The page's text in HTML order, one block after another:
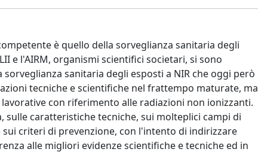
è quello della sorveglianza sanitaria degli
e l'AIRM, organismi scientifici societari, si sono
sanitaria degli esposti a NIR che oggi però
tecniche e scientifiche nel frattempo maturate, ma
con riferimento alle radiazioni non ionizzanti.
sulle caratteristiche tecniche, sui molteplici campi di
criteri di prevenzione, con l'intento di indirizzare
alle migliori evidenze scientifiche e tecniche ed in